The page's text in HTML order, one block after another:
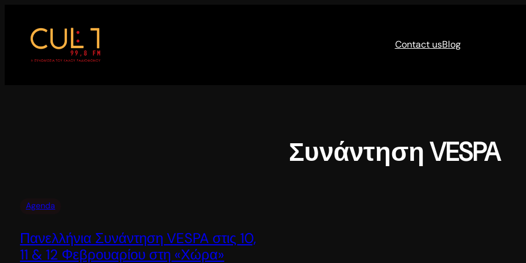
περιεχόμενο
Contact usBlog
Συνάντηση VESPA
Agenda
Πανελλήνια Συνάντηση VESPA στις 10,
11 & 12 Φεβρουαρίου στη «Χώρα»